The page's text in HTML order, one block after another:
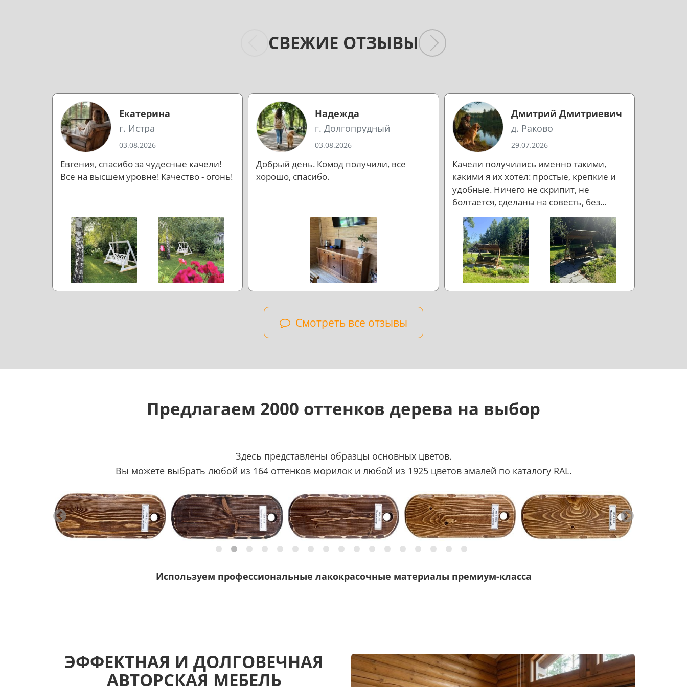
СВЕЖИЕ ОТЗЫВЫ
Екатерина
г. Истра
03.08.2026
Евгения, спасибо за чудесные качели!
Все на высшем уровне! Качество - огонь!
Надежда
г. Долгопрудный
03.08.2026
Добрый день. Комод получили, все
хорошо, спасибо.
Дмитрий Дмитриевич
д. Раково
29.07.2026
Качели получились именно такими,
какими я их хотел: простые, крепкие и
удобные. Ничего не скрипит, не
болтается, сделаны на совесть, без
лишнего пафоса, но с правильным
настроением. Если коротко: доволен.
Смотреть все отзывы
Предлагаем 2000 оттенков дерева на выбор
Здесь представлены образцы основных цветов.
Вы можете выбрать любой из 164 оттенков морилок и любой из 1925 цветов эмалей по каталогу RAL.
Используем профессиональные лакокрасочные материалы премиум-класса
ЭФФЕКТНАЯ И ДОЛГОВЕЧНАЯ
АВТОРСКАЯ МЕБЕЛЬ